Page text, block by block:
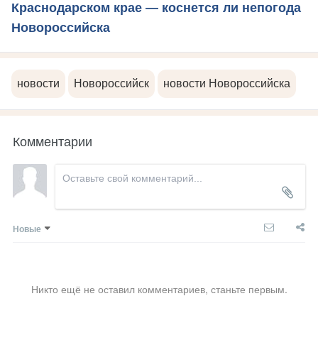
Краснодарском крае — коснется ли непогода
Новороссийска
новости Новороссийск новости Новороссийска
Комментарии
Новые
Никто ещё не оставил комментариев, станьте первым.